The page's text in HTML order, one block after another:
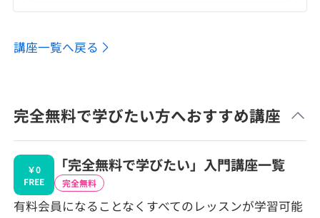
講座一覧へ戻る
完全無料で学びたい方へおすすめ講座
￥0
FREE
「完全無料で学びたい」入門講座一覧
完全無料
有料会員になることなくすべてのレッスンが学習可能